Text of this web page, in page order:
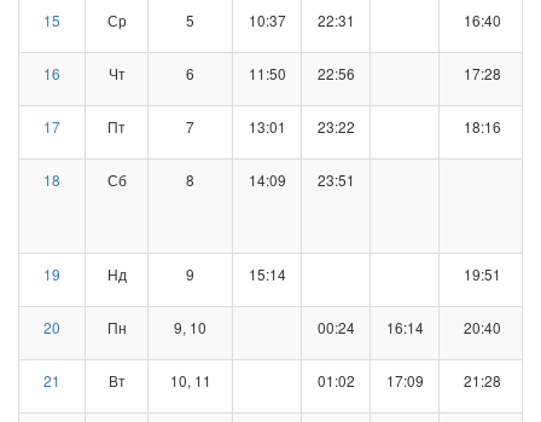
15 Ср 5 10:37 22:31 16:40
16 Чт 6 11:50 22:56 17:28
17 Пт 7 13:01 23:22 18:16
18 Сб 8 14:09 23:51
19 Нд 9 15:14 19:51
20 Пн 9, 10 00:24 16:14 20:40
21 Вт 10, 11 01:02 17:09 21:28